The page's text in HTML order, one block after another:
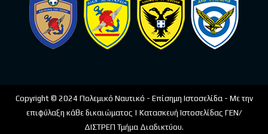
Copyright © 2024 Πολεμικό Ναυτικό - Επίσημη Ιστοσελίδα - Με την
επιφύλαξη κάθε δικαιώματος | Κατασκευή Ιστοσελίδας ΓΕΝ/
ΔΙΣΤΡΕΠ Τμήμα Διαδικτύου.